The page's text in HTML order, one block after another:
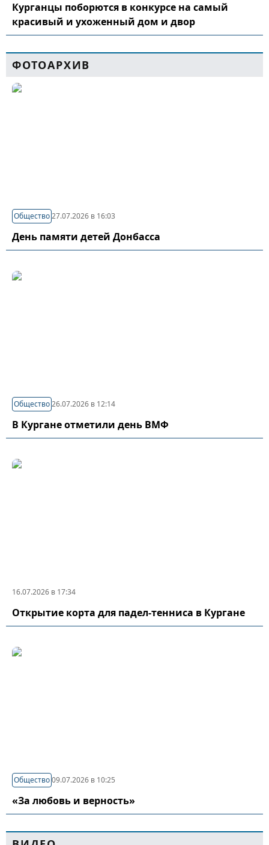
Курганцы поборются в конкурсе на самый
красивый и ухоженный дом и двор
ФОТОАРХИВ
Общество27.07.2026 в 16:03
День памяти детей Донбасса
Общество26.07.2026 в 12:14
В Кургане отметили день ВМФ
16.07.2026 в 17:34
Открытие корта для падел-тенниса в Кургане
Общество09.07.2026 в 10:25
«За любовь и верность»